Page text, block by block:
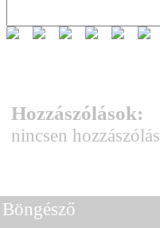
Hozzászólások:
nincsen hozzászólás
Böngésző